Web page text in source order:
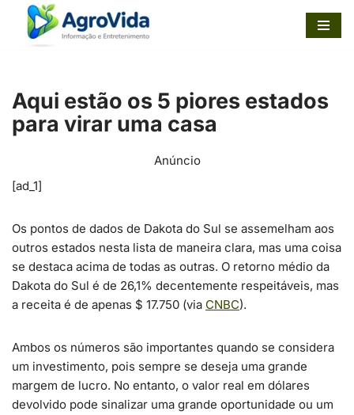
Pular
conteúdo
Aqui estão os 5 piores estados
para virar uma casa
Anúncio
[ad_1]
Os pontos de dados de Dakota do Sul se assemelham aos
outros estados nesta lista de maneira clara, mas uma coisa
se destaca acima de todas as outras. O retorno médio da
Dakota do Sul é de 26,1% decentemente respeitáveis, mas
a receita é de apenas $ 17.750 (via CNBC).
Ambos os números são importantes quando se considera
um investimento, pois sempre se deseja uma grande
margem de lucro. No entanto, o valor real em dólares
devolvido pode sinalizar uma grande oportunidade ou um